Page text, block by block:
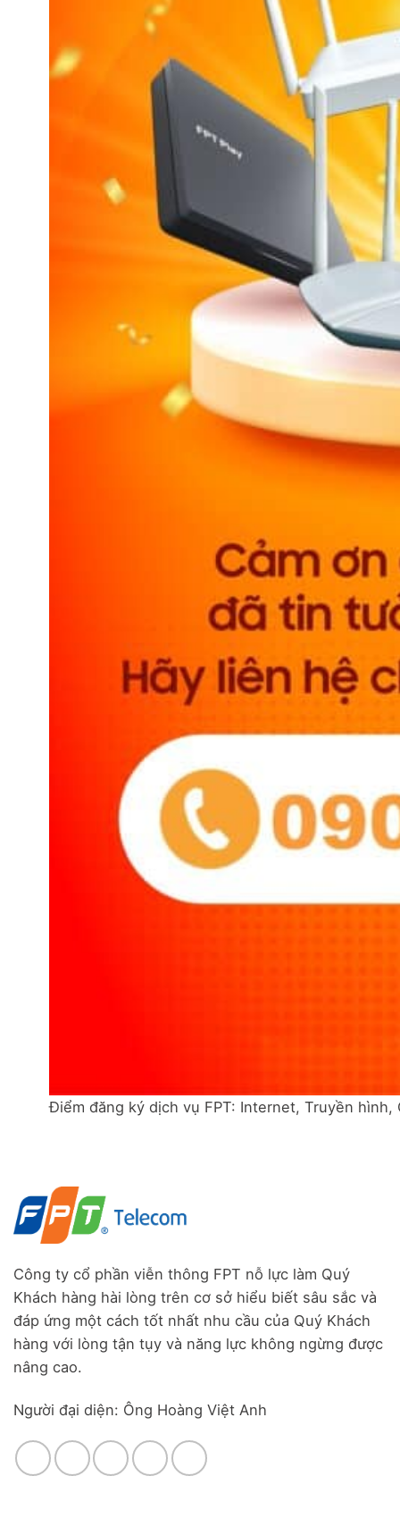
Điểm đăng ký dịch vụ FPT: Internet, Truyền hình,
Công ty cổ phần viễn thông FPT nỗ lực làm Quý
Khách hàng hài lòng trên cơ sở hiểu biết sâu sắc và
đáp ứng một cách tốt nhất nhu cầu của Quý Khách
hàng với lòng tận tụy và năng lực không ngừng được
nâng cao.
Người đại diện: Ông Hoàng Việt Anh